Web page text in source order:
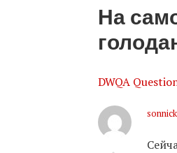
На
DWQA